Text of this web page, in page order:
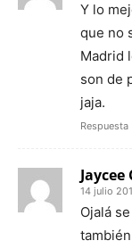
Y lo
que no
Madrid
son de
jaja.
Respuesta
14 julio
Ojalá